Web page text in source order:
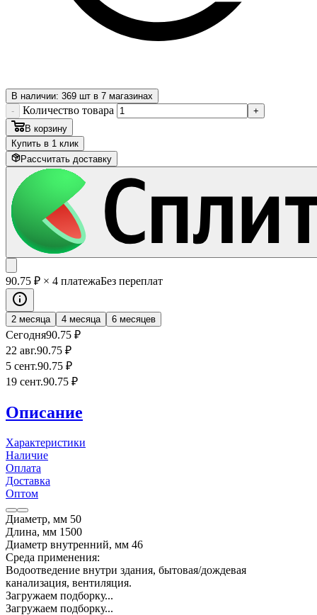
В наличии: 369 шт в 7 магазинах
-
Количество товара
+
В корзину
Купить в 1 клик
Рассчитать доставку
90.75 ₽ × 4 платежаБез переплат
2 месяца 4 месяца 6 месяцев
Сегодня90.75 ₽
22 авг.90.75 ₽
5 сент.90.75 ₽
19 сент.90.75 ₽
Описание
Характеристики
Наличие
Оплата
Доставка
Оптом
Диаметр, мм 50
Длина, мм 1500
Диаметр внутренний, мм 46
Среда применения:
Водоотведение внутри здания, бытовая/дождевая
канализация, вентиляция.
Загружаем подборку...
Загружаем подборку...